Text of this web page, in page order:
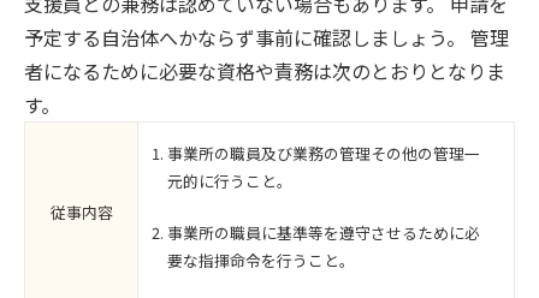
予定する自治体へかならず事前に確認しましょう。 管理
者になるために必要な資格や責務は次のとおりとなりま
す。
従事内容
事業所の職員及び業務の管理その他の管理一
元的に行うこと。
事業所の職員に基準等を遵守させるために必
要な指揮命令を行うこと。